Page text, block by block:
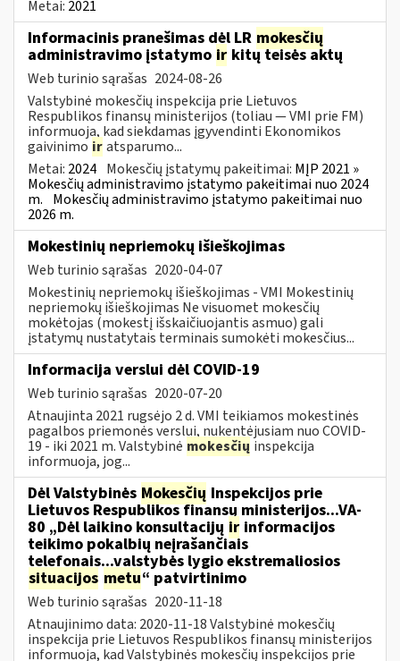
Metai: 2021
Informacinis pranešimas dėl LR mokesčių
administravimo įstatymo ir kitų teisės aktų
Web turinio sąrašas 2024-08-26
Valstybinė mokesčių inspekcija prie Lietuvos
Respublikos finansų ministerijos (toliau — VMI prie FM)
informuoja, kad siekdamas įgyvendinti Ekonomikos
gaivinimo iratsparumo...
Metai: 2024 Mokesčių įstatymų pakeitimai: MĮP 2021 »
Mokesčių administravimo įstatymo pakeitimai nuo 2024
m. Mokesčių administravimo įstatymo pakeitimai nuo
2026 m.
Mokestinių nepriemokų išieškojimas
Web turinio sąrašas 2020-04-07
Mokestinių nepriemokų išieškojimas - VMI Mokestinių
nepriemokų išieškojimas Ne visuomet mokesčių
mokėtojas (mokestį išskaičiuojantis asmuo) gali
įstatymų nustatytais terminais sumokėti mokesčius...
Informacija verslui dėl COVID-19
Web turinio sąrašas 2020-07-20
Atnaujinta 2021 rugsėjo 2 d. VMI teikiamos mokestinės
pagalbos priemonės verslui, nukentėjusiam nuo COVID-
19 - iki 2021 m. Valstybinė mokesčių inspekcija
informuoja, jog...
Dėl Valstybinės Mokesčių Inspekcijos prie
Lietuvos Respublikos finansų ministerijos...VA-
80 „Dėl laikino konsultacijų ir informacijos
teikimo pokalbių neįrašančiais
telefonais...valstybės lygio ekstremaliosios
situacijos metu“ patvirtinimo
Web turinio sąrašas 2020-11-18
Atnaujinimo data: 2020-11-18 Valstybinė mokesčių
inspekcija prie Lietuvos Respublikos finansų ministerijos
informuoja, kad Valstybinės mokesčių inspekcijos prie